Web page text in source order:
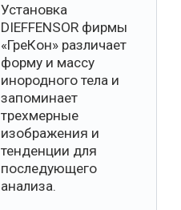
Установка
DIEFFENSOR фирмы
«ГреКон» различает
форму и массу
инородного тела и
запоминает
трехмерные
изображения и
тенденции для
последующего
анализа.